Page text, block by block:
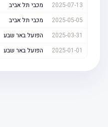
2025-07-13
מכבי תל אביב
2025-05-05
מכבי תל אביב
2025-03-31
הפועל באר שבע
2025-01-01
הפועל באר שבע